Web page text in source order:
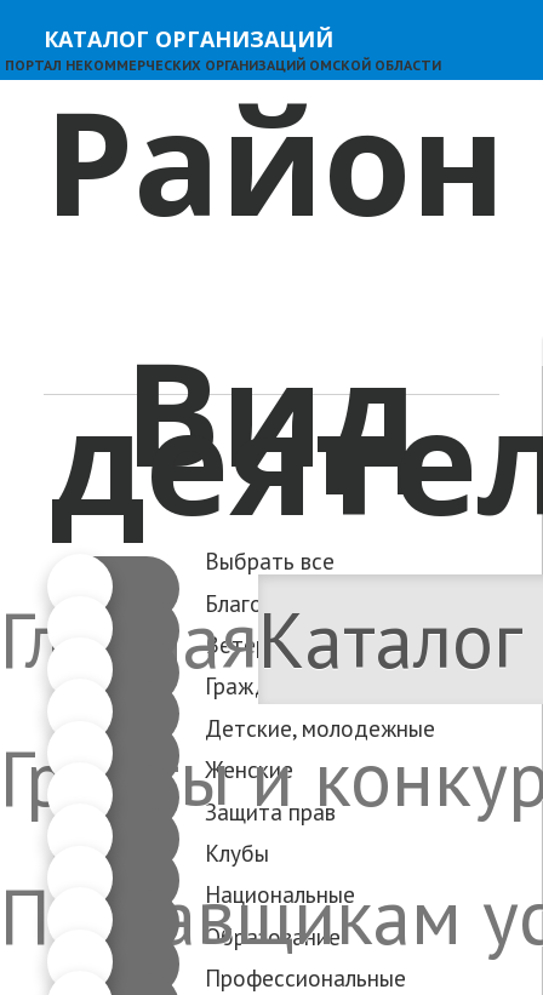
ПОРТАЛ НЕКОММЕРЧЕСКИХ ОРГАНИЗАЦИЙ ОМСКОЙ ОБЛАСТИ
Главная
Гранты и
Поставщикам
КАТАЛОГ ОРГАНИЗАЦИЙ
Район
Вид
Выбрать все
Благотворительные
Ветеранские
Гражданское общество
Детские, молодежные
Женские
Защита прав
Клубы
Национальные
Образование
Профессиональные